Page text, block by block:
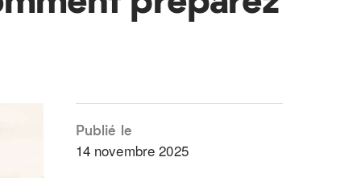
Publié le
14 novembre 2025